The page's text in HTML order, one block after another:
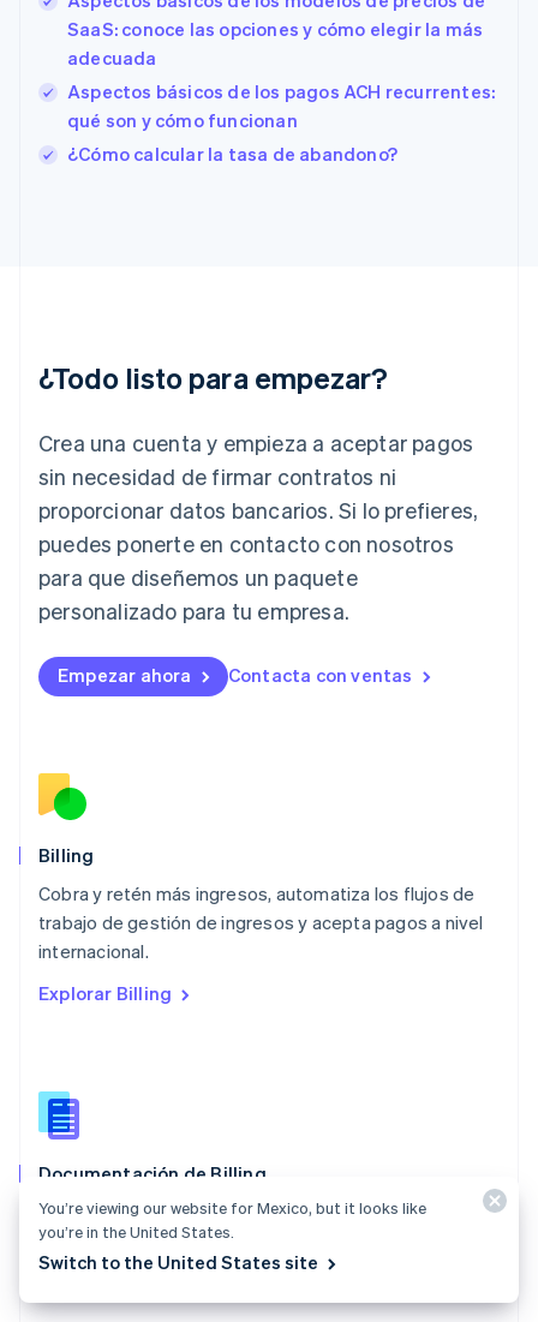
SaaS: conoce las opciones y cómo elegir la más
adecuada
Aspectos básicos de los pagos ACH recurrentes:
qué son y cómo funcionan
¿Cómo calcular la tasa de abandono?
¿Todo listo para empezar?
Crea una cuenta y empieza a aceptar pagos
sin necesidad de firmar contratos ni
proporcionar datos bancarios. Si lo prefieres,
puedes ponerte en contacto con nosotros
para que diseñemos un paquete
personalizado para tu empresa.
Empezar ahora Contacta con ventas
Billing
Cobra y retén más ingresos, automatiza los flujos de
trabajo de gestión de ingresos y acepta pagos a nivel
internacional.
Explorar Billing
Documentación de Billing
Crea y administra suscripciones, realiza un seguimiento
del consumo y emite facturas.
English Español简体中文
Estonia
Finlandia
EnglishSvenska
Francia
Irlanda
Italia
English
Japón
日本語English
Letonia
Liechtenstein
DeutschEnglish
English
Luxemburgo
English
México
Español
English
Nueva Zelandia
English
NederlandsEnglish
Português
RAE de Hong Kong, China
Reino Unido
República Checa
Rumania
You’re viewing our website for Mexico, but it looks like
you’re in the United States.
Switch to the United States site